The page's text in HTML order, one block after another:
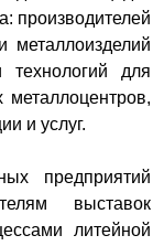
производителей
металлоизделий
технологий для
металлоцентров,
и услуг.
предприятий
выставок
литейной